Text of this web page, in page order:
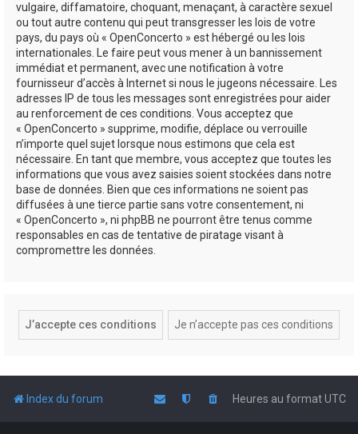
vulgaire, diffamatoire, choquant, menaçant, à caractère sexuel
ou tout autre contenu qui peut transgresser les lois de votre
pays, du pays où « OpenConcerto » est hébergé ou les lois
internationales. Le faire peut vous mener à un bannissement
immédiat et permanent, avec une notification à votre
fournisseur d’accès à Internet si nous le jugeons nécessaire. Les
adresses IP de tous les messages sont enregistrées pour aider
au renforcement de ces conditions. Vous acceptez que
« OpenConcerto » supprime, modifie, déplace ou verrouille
n’importe quel sujet lorsque nous estimons que cela est
nécessaire. En tant que membre, vous acceptez que toutes les
informations que vous avez saisies soient stockées dans notre
base de données. Bien que ces informations ne soient pas
diffusées à une tierce partie sans votre consentement, ni
« OpenConcerto », ni phpBB ne pourront être tenus comme
responsables en cas de tentative de piratage visant à
compromettre les données.
Index du forum Heures au formatUTC